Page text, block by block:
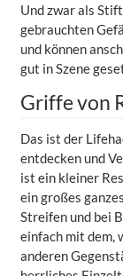
Und zwar als
gebrauchten
und können
gut in Szene
Griffe von
Das ist der
entdecken und
ist ein kleiner
ein großes
Streifen und bei
einfach mit dem,
anderen